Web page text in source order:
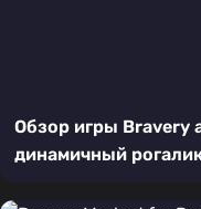
Обзор игры Bravery
динамичный